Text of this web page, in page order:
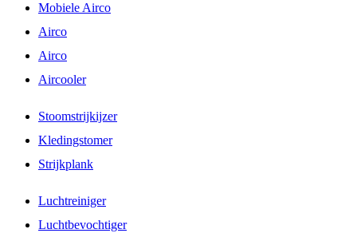
Mobiele Airco
Airco
Airco
Aircooler
Stoomstrijkijzer
Kledingstomer
Strijkplank
Luchtreiniger
Luchtbevochtiger